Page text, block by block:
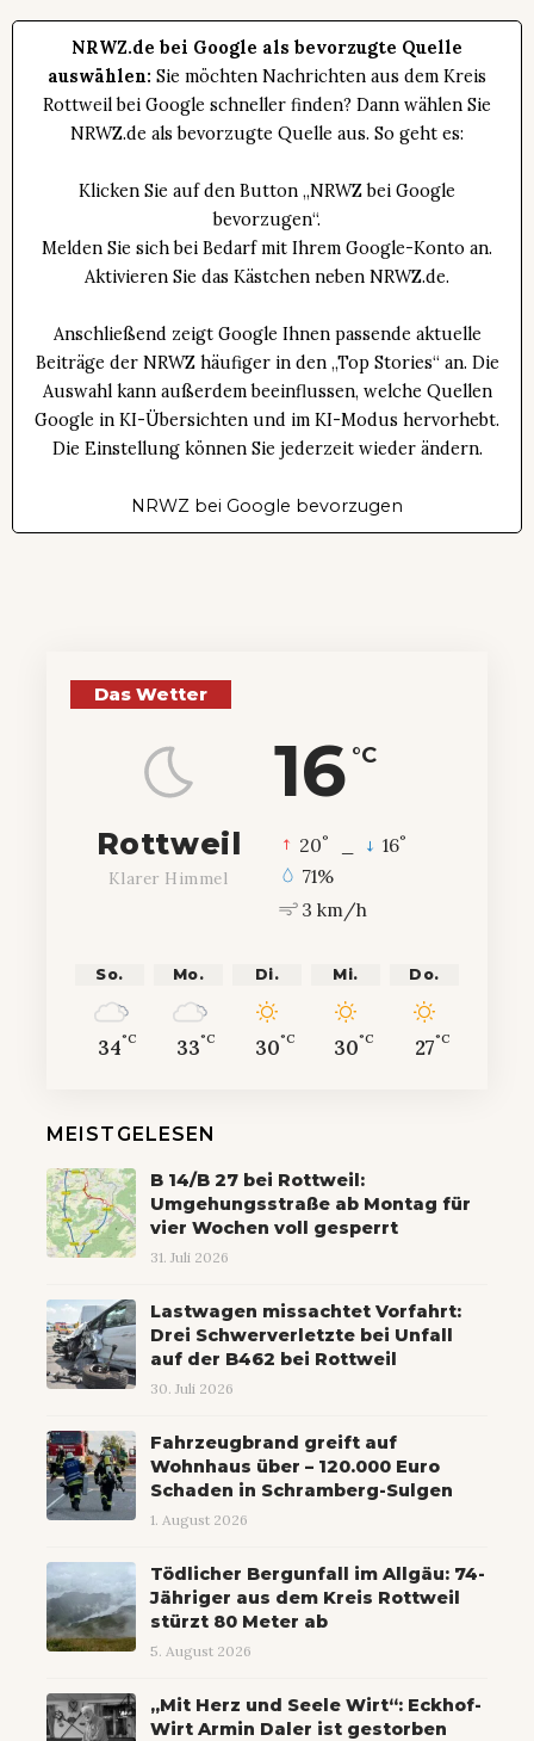
NRWZ.de bei Google als bevorzugte Quelle
auswählen: Sie möchten Nachrichten aus dem Kreis
Rottweil bei Google schneller finden? Dann wählen Sie
NRWZ.de als bevorzugte Quelle aus. So geht es:
Klicken Sie auf den Button „NRWZ bei Google
bevorzugen“.
Melden Sie sich bei Bedarf mit Ihrem Google-Konto an.
Aktivieren Sie das Kästchen neben NRWZ.de.
Anschließend zeigt Google Ihnen passende aktuelle
Beiträge der NRWZ häufiger in den „Top Stories“ an. Die
Auswahl kann außerdem beeinflussen, welche Quellen
Google in KI-Übersichten und im KI-Modus hervorhebt.
Die Einstellung können Sie jederzeit wieder ändern.
NRWZ bei Google bevorzugen
Das Wetter
16 °C
Rottweil
Klarer Himmel
20° 16°
71%
3 km/h
So.
34°C
Mo.
33°C
Di.
30°C
Mi.
30°C
Do.
27°C
MEISTGELESEN
B 14/B 27 bei Rottweil:
Umgehungsstraße ab Montag für
vier Wochen voll gesperrt
31. Juli 2026
Lastwagen missachtet Vorfahrt:
Drei Schwerverletzte bei Unfall
auf der B462 bei Rottweil
30. Juli 2026
Fahrzeugbrand greift auf
Wohnhaus über – 120.000 Euro
Schaden in Schramberg-Sulgen
1. August 2026
Tödlicher Bergunfall im Allgäu: 74-
Jähriger aus dem Kreis Rottweil
stürzt 80 Meter ab
5. August 2026
„Mit Herz und Seele Wirt“: Eckhof-
Wirt Armin Daler ist gestorben